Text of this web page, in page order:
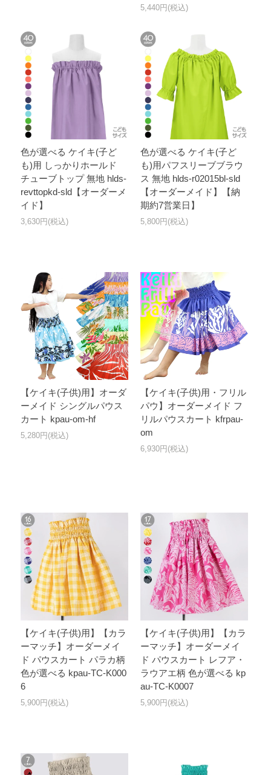
5,440円(税込)
色が選べる ケイキ(子ど
も)用 しっかりホールド
チューブトップ 無地 hlds-
revttopkd-sld【オーダーメ
イド】
3,630円(税込)
色が選べる ケイキ(子ど
も)用パフスリーブブラウ
ス 無地 hlds-r02015bl-sld
【オーダーメイド】【納
期約7営業日】
5,800円(税込)
【ケイキ(子供)用】オーダ
ーメイド シングルパウス
カート kpau-om-hf
5,280円(税込)
【ケイキ(子供)用・フリル
パウ】オーダーメイド フ
リルパウスカート kfrpau-
om
6,930円(税込)
【ケイキ(子供)用】【カラ
ーマッチ】オーダーメイ
ド パウスカート パラカ柄
色が選べる kpau-TC-K000
6
5,900円(税込)
【ケイキ(子供)用】【カラ
ーマッチ】オーダーメイ
ド パウスカート レフア・
ラウアエ柄 色が選べる kp
au-TC-K0007
5,900円(税込)